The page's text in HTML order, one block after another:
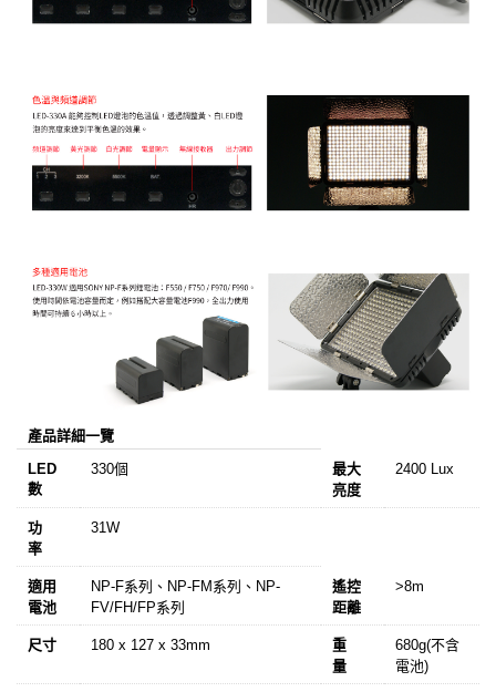
產品詳細一覽
LED
數
330個
最大
亮度
2400 Lux
功
率
31W
適用
電池
NP-F系列、NP-FM系列、NP-
FV/FH/FP系列
遙控
距離
>8m
尺寸 180 x 127 x 33mm
重
量
680g(不含
電池)